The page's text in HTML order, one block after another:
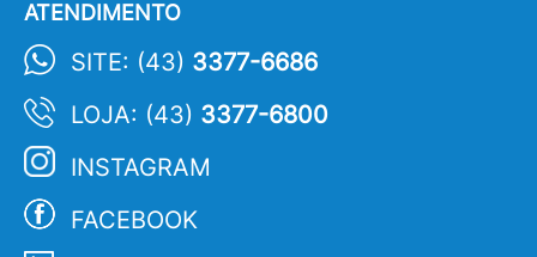
ATENDIMENTO
SITE: (43) 3377-6686
LOJA: (43) 3377-6800
INSTAGRAM
FACEBOOK